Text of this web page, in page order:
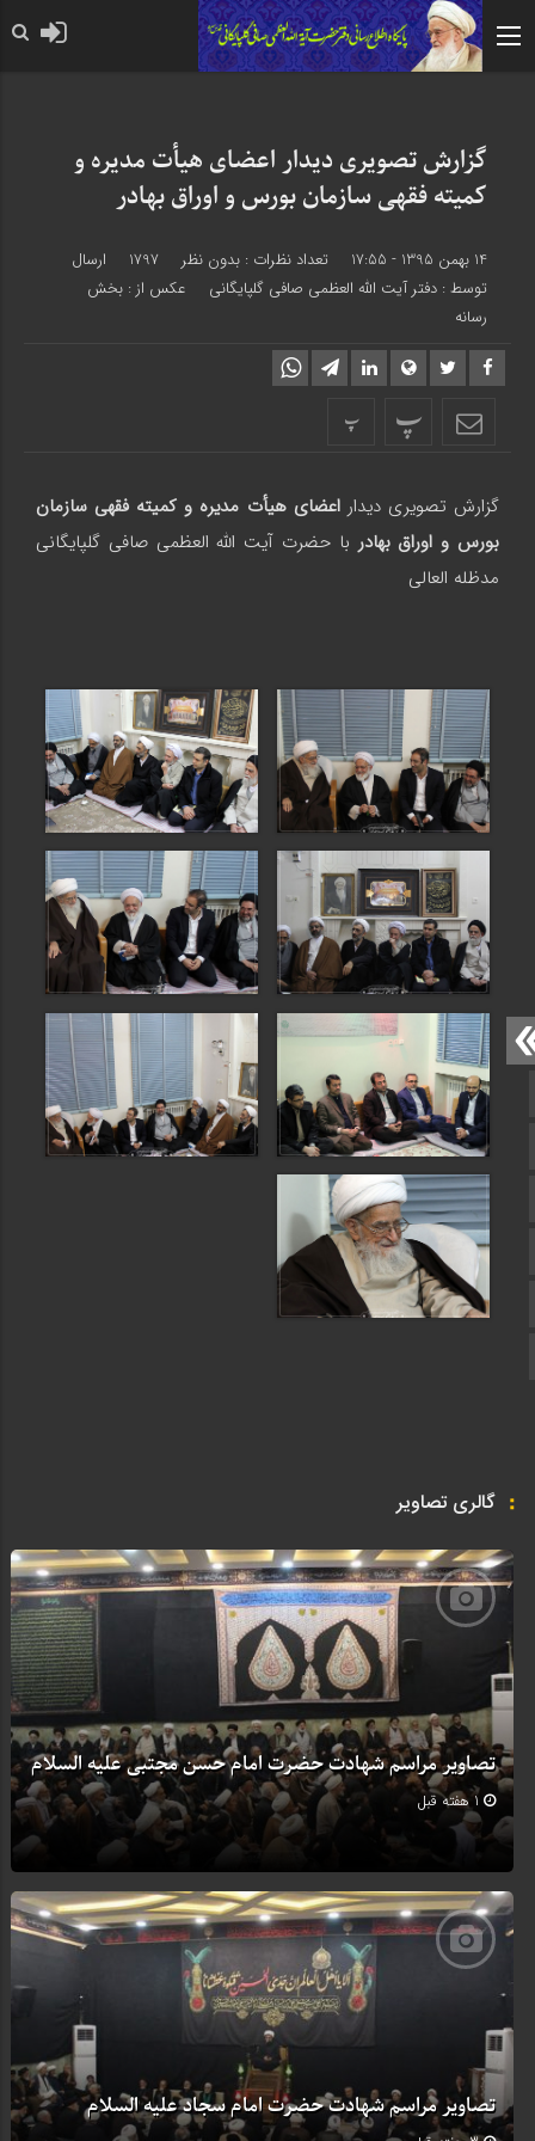
صفحه نخست
تماس با ما
اینستاگرام
گزارش تصویری دیدار اعضای هیأت مدیره و
کمیته فقهی سازمان بورس و اوراق بهادر
14 بهمن 1395 - 17:55 تعداد نظرات : بدون نظر
ارسال
توسط : دفتر آیت الله العظمی صافی گلپایگانی
عکس از : بخش
رسانه
پ پ
گزارش تصویری دیدار اعضای هیأت مدیره و کمیته فقهی سازمان
بورس و اوراق بهادر با حضرت آیت الله العظمی صافی گلپایگانی
مدظله العالی
گالری تصاویر
تصاویر مراسم شهادت حضرت امام حسن مجتبی علیه السلام
1 هفته قبل
تصاویر مراسم شهادت حضرت امام سجاد علیه السلام